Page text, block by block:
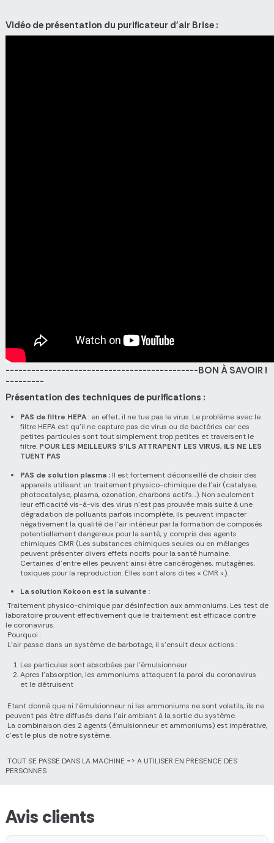
Vidéo de présentation du purificateur d'air Brise :
---------------------------------------------BON À SAVOIR !
---------
Présentation des techniques de purifications :
PAS de filtre HEPA: en effet, il ne tue pas le virus. Le problème avec le
filtre HEPA est qu’il ne capture pas de virus ou de bactéries car ces
petites particules sont tout simplement trop petites et traversent le
filtre. POUR LES MEILLEURS S’ILS ATTRAPENT LES VIRUS, ILS NE LES
TUENT PAS
PAS de solution plasma : Il est fortement déconseillé de choisir des
appareils utilisant un traitement physico-chimique de l’air (catalyse,
photocatalyse, plasma, ozonation, charbons actifs…). Non seulement
leur efficacité vis-à-vis des virus n’est pas prouvée mais suite à une
dégradation de polluants parfois incomplète, ils peuvent impacter
négativement la qualité de l’air intérieur par la formation de composés
potentiellement dangereux pour la santé, y compris des agents
chimiques CMR (Les substances chimiques seules ou en mélanges
peuvent présenter divers effets nocifs pour la santé humaine.
Certaines d'entre elles peuvent ainsi être cancérogènes, mutagènes,
toxiques pour la reproduction. Elles sont alors dites « CMR ».).
La solution Kokoon est la suivante :
Traitement physico-chimique par désinfection aux ammoniums. Les test de
laboratoire prouvent effectivement que le traitement est efficace contre
le coronavirus.
Pourquoi :
L’air passe dans un système de barbotage, il s’ensuit deux actions :
Les particules sont absorbées par l’émulsionneur
Apres l’absorption, les ammoniums attaquent la paroi du coronavirus
et le détruisent
Etant donné que ni l’émulsionneur ni les ammoniums ne sont volatils, ils ne
peuvent pas être diffusés dans l’air ambiant à la sortie du système.
La combinaison des 2 agents (émulsionneur et ammoniums) est impérative,
c’est le plus de notre système.
TOUT SE PASSE DANS LA MACHINE => A UTILISER EN PRESENCE DES
PERSONNES
Avis clients